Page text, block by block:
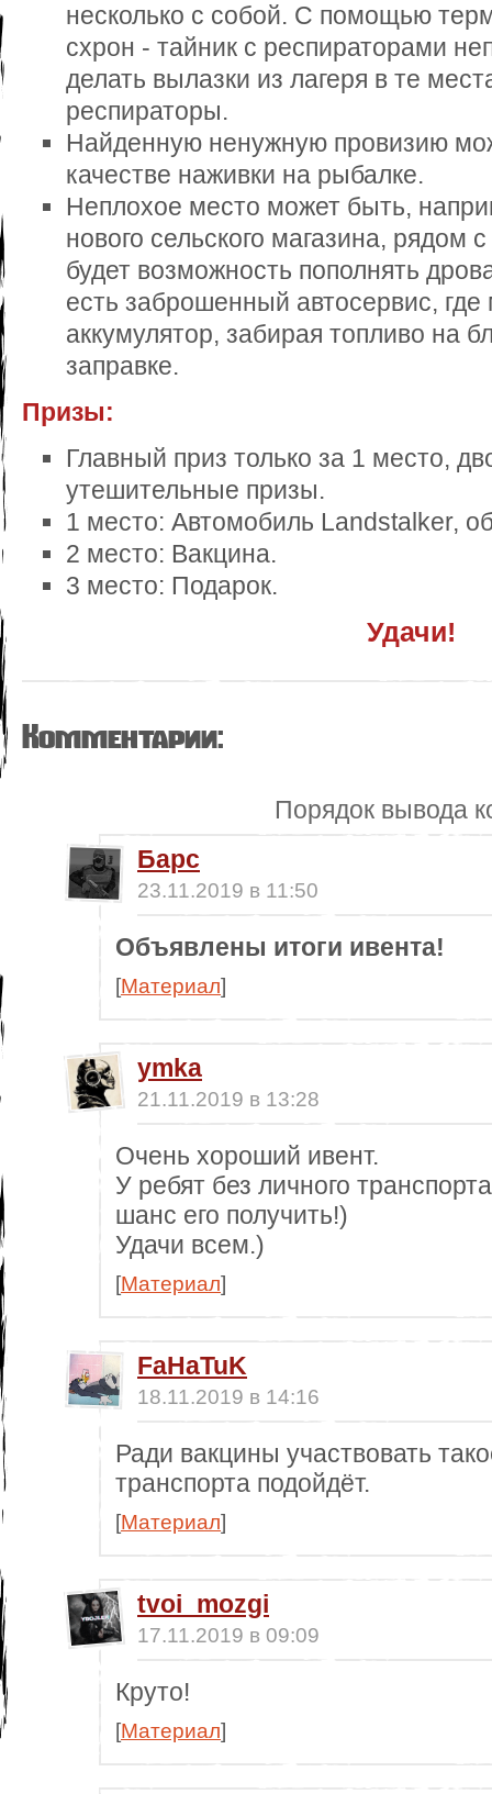
несколько с собой. С помощью
схрон - тайник с респираторами
делать вылазки из лагеря в те
респираторы.
Найденную ненужную провизию
качестве наживки на рыбалке.
Неплохое место может быть,
нового сельского магазина, рядом
будет возможность пополнять
есть заброшенный автосервис,
аккумулятор, забирая топливо на
заправке.
Призы:
Главный приз только за 1 место,
утешительные призы.
1 место: Автомобиль Landstalker,
2 место: Вакцина.
3 место: Подарок.
Удачи!
Комментарии:
Порядок вывода
Барс
23.11.2019 в 11:50
Объявлены итоги ивента!
[Материал]
ymka
21.11.2019 в 13:28
Очень хороший ивент.
У ребят без личного
шанс его получить!)
Удачи всем.)
[Материал]
FaHaTuK
18.11.2019 в 14:16
Ради вакцины участвовать
транспорта подойдёт.
[Материал]
tvoi_mozgi
17.11.2019 в 09:09
Круто!
[Материал]